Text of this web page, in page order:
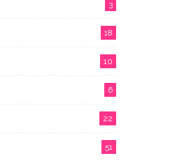
3
18
10
6
22
51